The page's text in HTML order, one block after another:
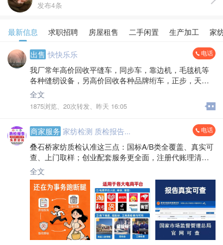
发布4条
最新信息 求职招聘 房屋租售 二手闲置 生产加工 家
出售 快快乐乐 电话
我厂常年高价回收平缝车，同步车，靠边机，毛毯机等
各种缝纫设备，另高价回收各种品牌绗车，正步，天
池，旧长臂绗车，充绒机，卷被机，梳棉机，一切家纺
设备，空调，电空调400到2000水空调200到330电话****
*7661
全文
1875浏览、 20次转发、 昨天 16:05
商家服务 家纺检测 质检报告... 电话
叠石桥家纺质检认准这三点：国标A/B类全覆盖、真实可
查、上门取样；创业配套服务更全面，注册代账理清财
务，商标版权守住品牌，让你经营无顾虑！
全文